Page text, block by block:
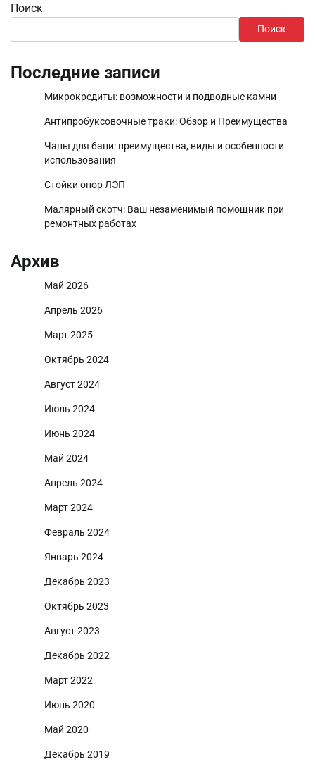
Поиск
Поиск
Последние записи
Микрокредиты: возможности и подводные камни
Антипробуксовочные траки: Обзор и Преимущества
Чаны для бани: преимущества, виды и особенности
использования
Стойки опор ЛЭП
Малярный скотч: Ваш незаменимый помощник при
ремонтных работах
Архив
Май 2026
Апрель 2026
Март 2025
Октябрь 2024
Август 2024
Июль 2024
Июнь 2024
Май 2024
Апрель 2024
Март 2024
Февраль 2024
Январь 2024
Декабрь 2023
Октябрь 2023
Август 2023
Декабрь 2022
Март 2022
Июнь 2020
Май 2020
Декабрь 2019